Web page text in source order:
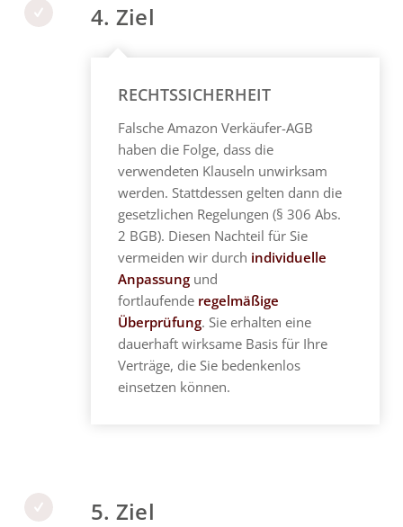
4. Ziel
RECHTSSICHERHEIT
Falsche Amazon Verkäufer-AGB
haben die Folge, dass die
verwendeten Klauseln unwirksam
werden. Stattdessen gelten dann die
gesetzlichen Regelungen (§ 306 Abs.
2 BGB). Diesen Nachteil für Sie
vermeiden wir durch individuelle
Anpassung und
fortlaufende regelmäßige
Überprüfung. Sie erhalten eine
dauerhaft wirksame Basis für Ihre
Verträge, die Sie bedenkenlos
einsetzen können.
5. Ziel